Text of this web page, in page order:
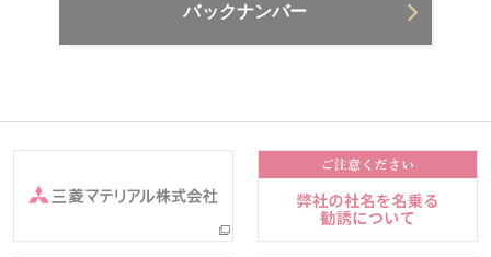
バックナンバー